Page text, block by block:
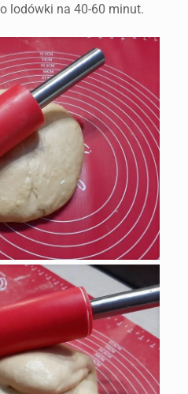
lodówki na 40-60 minut.